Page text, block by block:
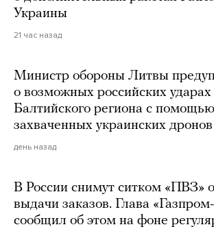
Украины
21 час назад
Министр обороны Литвы
о возможных российских
Балтийского региона с помощью
захваченных украинских дронов
день назад
В России снимут ситком «ПВЗ»
выдачи заказов. Глава
сообщил об этом на фоне